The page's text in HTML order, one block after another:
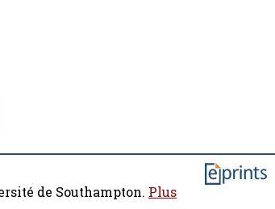
de Southampton. Plus